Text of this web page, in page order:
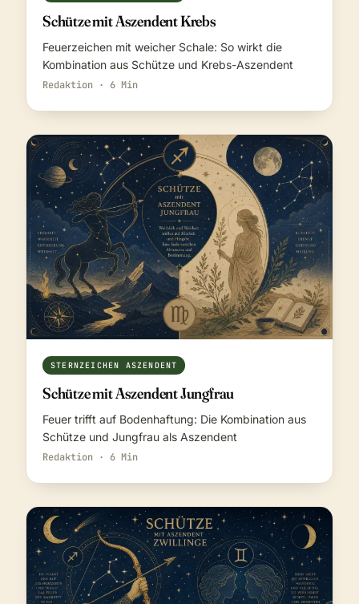
Schütze mit Aszendent Krebs
Feuerzeichen mit weicher Schale: So wirkt die
Kombination aus Schütze und Krebs-Aszendent
Redaktion · 6 Min
STERNZEICHEN ASZENDENT
Schütze mit Aszendent Jungfrau
Feuer trifft auf Bodenhaftung: Die Kombination aus
Schütze und Jungfrau als Aszendent
Redaktion · 6 Min